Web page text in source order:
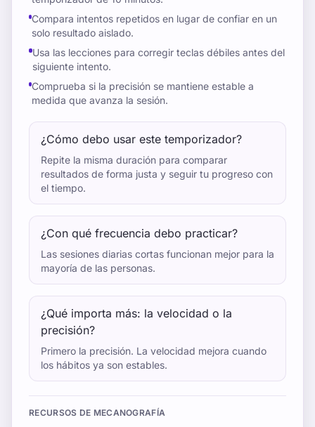
Compara intentos repetidos en lugar de confiar en un
solo resultado aislado.
Usa las lecciones para corregir teclas débiles antes del
siguiente intento.
Comprueba si la precisión se mantiene estable a
medida que avanza la sesión.
¿Cómo debo usar este temporizador?
Repite la misma duración para comparar
resultados de forma justa y seguir tu progreso con
el tiempo.
¿Con qué frecuencia debo practicar?
Las sesiones diarias cortas funcionan mejor para la
mayoría de las personas.
¿Qué importa más: la velocidad o la
precisión?
Primero la precisión. La velocidad mejora cuando
los hábitos ya son estables.
RECURSOS DE MECANOGRAFÍA